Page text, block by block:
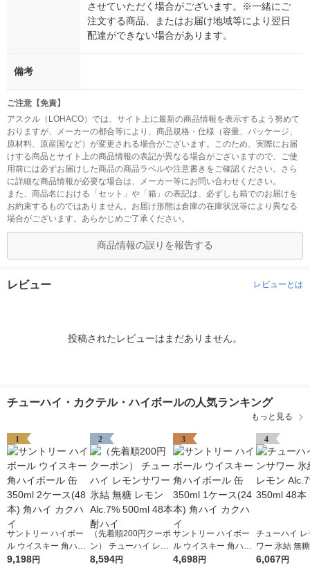
させていただく場合がございます。※一緒にご
注文する商品、またはお届け地域等により翌日
配達ができない場合があります。
備考
ご注意【免責】
アスクル（LOHACO）では、サイト上に最新の商品情報を表示するよう努めて
おりますが、メーカーの都合等により、商品規格・仕様（容量、パッケージ、
原材料、原産国など）が変更される場合がございます。このため、実際にお届
けする商品とサイト上の商品情報の表記が異なる場合がございますので、ご使
用前には必ずお届けした商品の商品ラベルや注意書きをご確認ください。さら
に詳細な商品情報が必要な場合は、メーカー等にお問い合わせください。
また、商品名における「セット」や「箱」の表記は、必ずしも箱でのお届けを
お約束するものではありません。お届け形態は倉庫の在庫状況等により異なる
場合がございます。あらかじめご了承ください。
商品情報の誤りを報告する
レビュー レビューとは
投稿されたレビューはまだありません。
チューハイ・カクテル・ハイボールの人気ランキング
もっと見る
1
サントリー ハイボー
ル ウイスキー 角ハイ
ボール 缶 350ml 2ケ
9,198円
2
（先着順200円クーポ
ン） チューハイ レモ
ンサワー 氷結 無糖 レ
8,594円
3
サントリー ハイボー
ル ウイスキー 角ハイ
ボール 缶 350ml 1ケ
4,698円
4
チューハイ レ
ワー 氷結 無
Alc.7% 350ml
6,067円